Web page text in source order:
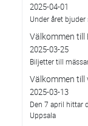
2025-04-01
Under året
Välkommen till
2025-03-25
Biljetter till
Välkommen till
2025-03-13
Den 7 april hittar
Uppsala